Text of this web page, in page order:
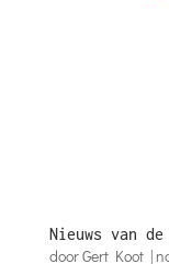
Nieuws van de
doorGert Koot|